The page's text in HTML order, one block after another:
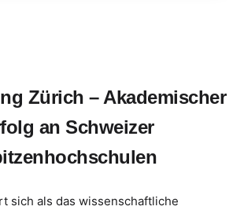
Zürich – Akademischer
an Schweizer
sich als das wissenschaftliche